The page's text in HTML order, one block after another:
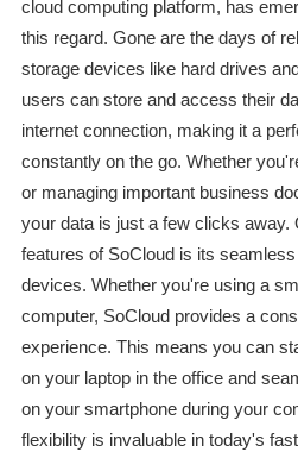
cloud computing platform, has
this regard. Gone are the days of
storage devices like hard drives
users can store and access their
internet connection, making it a
constantly on the go. Whether
or managing important business
your data is just a few clicks away.
features of SoCloud is its
devices. Whether you're using a
computer, SoCloud provides a
experience. This means you can
on your laptop in the office and
on your smartphone during your
flexibility is invaluable in today's